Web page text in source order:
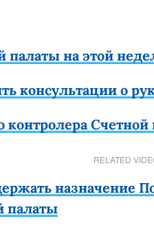
палаты на этой
консультации о
контролера
RELATED
назначение
палаты